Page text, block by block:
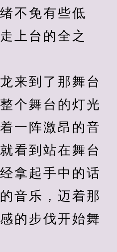
不免有些低
上台的全之
到了那舞台
个舞台的灯光
一阵激昂的音
看到站在舞台
拿起手中的话
音乐，迈着那
的步伐开始舞